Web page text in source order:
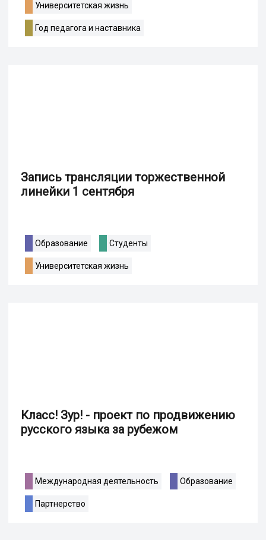
Университетская жизнь
Год педагога и наставника
Запись трансляции торжественной
линейки 1 сентября
Образование Студенты
Университетская жизнь
Класс! Зур! - проект по продвижению
русского языка за рубежом
Международная деятельность Образование
Партнерство